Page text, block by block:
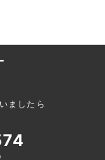
ましたら